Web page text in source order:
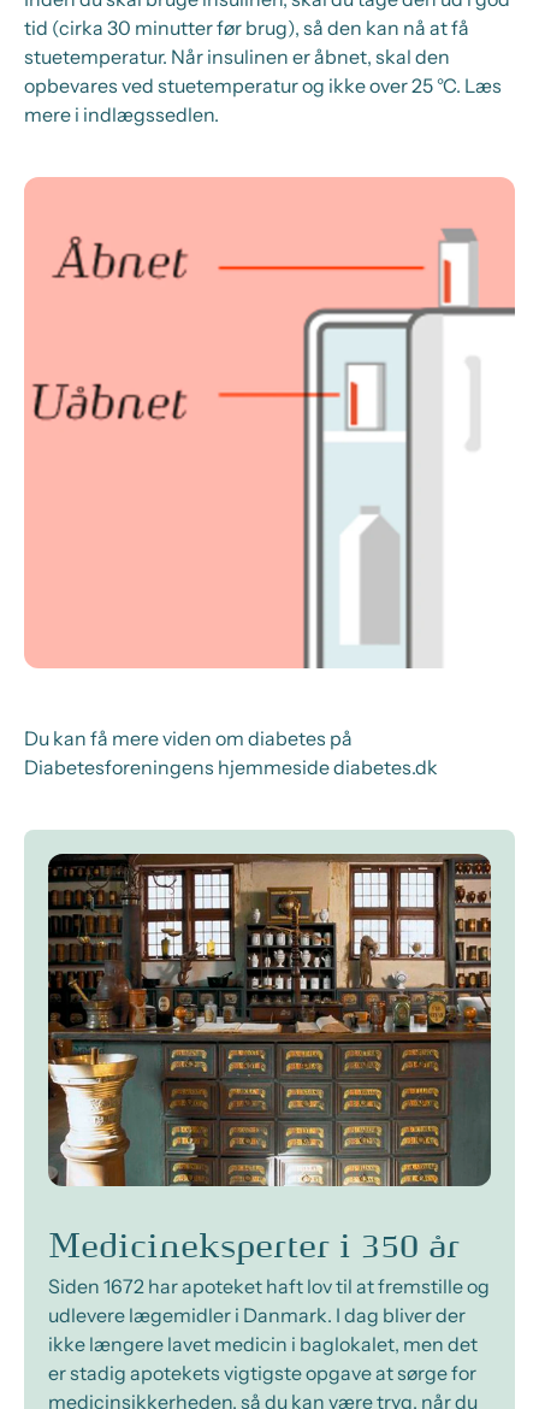
tid (cirka 30 minutter før brug), så den kan nå at få
stuetemperatur. Når insulinen er åbnet, skal den
opbevares ved stuetemperatur og ikke over 25 °C. Læs
mere i indlægssedlen.
Du kan få mere viden om diabetes på
Diabetesforeningens hjemmeside diabetes.dk
Medicineksperter i 350 år
Siden 1672 har apoteket haft lov til at fremstille og
udlevere lægemidler i Danmark. I dag bliver der
ikke længere lavet medicin i baglokalet, men det
er stadig apotekets vigtigste opgave at sørge for
medicinsikkerheden, så du kan være tryg, når du